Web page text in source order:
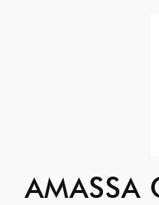
AMASSA